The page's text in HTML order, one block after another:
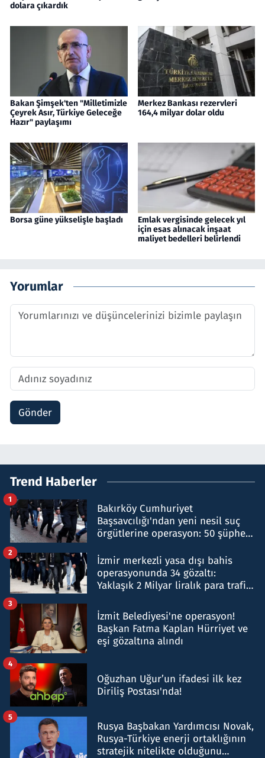
dolara çıkardık
Bakan Şimşek'ten "Milletimizle
Çeyrek Asır, Türkiye Geleceğe
Hazır" paylaşımı
Merkez Bankası rezervleri
164,4 milyar dolar oldu
Borsa güne yükselişle başladı
Emlak vergisinde gelecek yıl
için esas alınacak inşaat
maliyet bedelleri belirlendi
Yorumlar
Gönder
Trend Haberler
Bakırköy Cumhuriyet
Başsavcılığı'ndan yeni nesil suç
örgütlerine operasyon: 50 şüpheli
1
İzmir merkezli yasa dışı bahis
operasyonunda 34 gözaltı:
Yaklaşık 2 Milyar liralık para trafiği
2
İzmit Belediyesi'ne operasyon!
Başkan Fatma Kaplan Hürriyet ve
eşi gözaltına alındı
3
Oğuzhan Uğur’un ifadesi ilk kez
Diriliş Postası'nda!
4
Rusya Başbakan Yardımcısı Novak,
Rusya-Türkiye enerji ortaklığının
stratejik nitelikte olduğunu
5